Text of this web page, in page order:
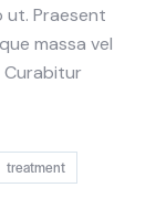
ut. Praesent
massa vel
Curabitur
treatment